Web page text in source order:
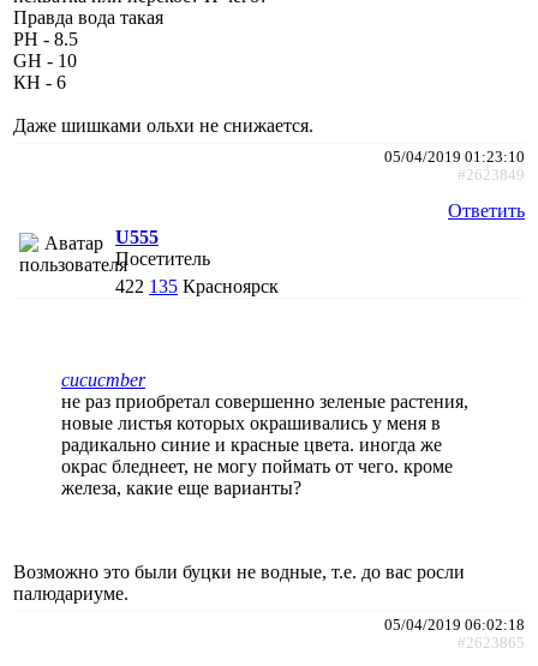
Правда вода такая
РН - 8.5
GH - 10
КН - 6
Даже шишками ольхи не снижается.
05/04/2019 01:23:10
#2623849
Ответить
U555
Посетитель
422 135 Красноярск
cucucmber
не раз приобретал совершенно зеленые растения,
новые листья которых окрашивались у меня в
радикально синие и красные цвета. иногда же
окрас бледнеет, не могу поймать от чего. кроме
железа, какие еще варианты?
Возможно это были буцки не водные, т.е. до вас росли
палюдариуме.
05/04/2019 06:02:18
#2623865